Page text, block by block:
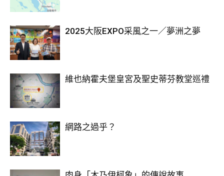
2025大阪EXPO采風之一／夢洲之夢
維也納霍夫堡皇宮及聖史蒂芬教堂巡禮
網路之過乎？